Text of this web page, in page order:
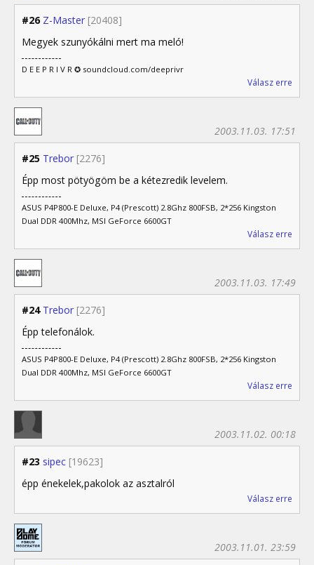
#26 Z-Master [20408]
Megyek szunyókálni mert ma meló!
D E E P R I V R ✪ soundcloud.com/deeprivr
Válasz erre
#25 Trebor [2276]
2003.11.03. 17:51
Épp most pötyögöm be a kétezredik levelem.
ASUS P4P800-E Deluxe, P4 (Prescott) 2.8Ghz 800FSB, 2*256 Kingston
Dual DDR 400Mhz, MSI GeForce 6600GT
Válasz erre
#24 Trebor [2276]
2003.11.03. 17:49
Épp telefonálok.
ASUS P4P800-E Deluxe, P4 (Prescott) 2.8Ghz 800FSB, 2*256 Kingston
Dual DDR 400Mhz, MSI GeForce 6600GT
Válasz erre
#23 sipec [19623]
2003.11.02. 00:18
épp énekelek,pakolok az asztalról
Válasz erre
2003.11.01. 23:59